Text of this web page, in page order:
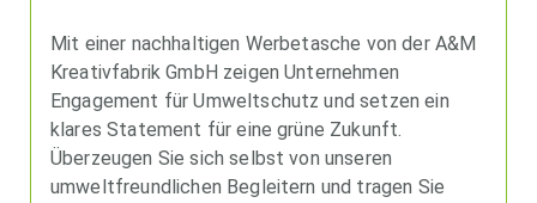
Mit einer nachhaltigen Werbetasche von der A&M
Kreativfabrik GmbH zeigen Unternehmen
Engagement für Umweltschutz und setzen ein
klares Statement für eine grüne Zukunft.
Überzeugen Sie sich selbst von unseren
umweltfreundlichen Begleitern und tragen Sie